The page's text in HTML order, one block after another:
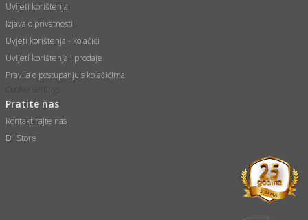
Uvijeti korištenja
Izjava o privatnosti
Uvjeti korištenja - kolačići
Uvijeti korištenja i prodaje
Pravila o postupanju s kolačićima
Cookie settings
Pratite nas
Kontaktirajte nas
D|Store